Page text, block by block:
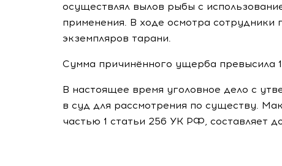
осуществлял вылов рыбы с
применения. В ходе осмотра сотрудники
экземпляров тарани.
Сумма причинённого ущерба превысила
В настоящее время уголовное дело с
в суд для рассмотрения по существу.
частью 1 статьи 256 УК РФ, составляет